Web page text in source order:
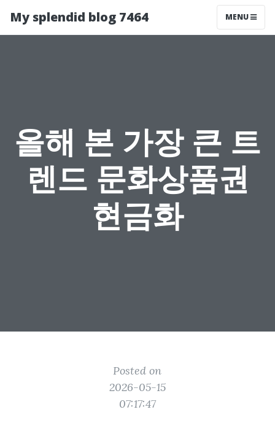
My splendid blog 7464 MENU
올해 본 가장 큰 트
렌드 문화상품권
현금화
Posted on
2026-05-15
07:17:47